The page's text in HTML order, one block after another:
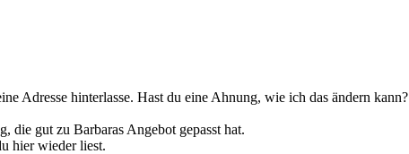
Adresse hinterlasse. Hast du eine Ahnung, wie ich das ändern kann?
die gut zu Barbaras Angebot gepasst hat.
hier wieder liest.